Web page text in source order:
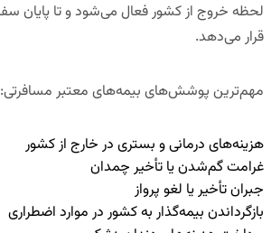
لحظه خروج از کشور فعال می‌شود و تا پایان
قرار می‌دهد.
مهم‌ترین پوشش‌های بیمه‌های معتبر مسافرتی:
هزینه‌های درمانی و بستری در خارج از کشور
غرامت گم‌شدن یا تأخیر چمدان
جبران تأخیر یا لغو پرواز
بازگرداندن بیمه‌گذار به کشور در موارد اضطراری